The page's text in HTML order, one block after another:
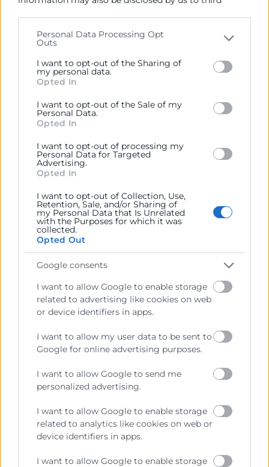
Please note that this website/app uses one or more
Google services and may gather and store information
including but not limited to your visit or usage
behaviour. You may click to grant or deny consent to
below specified purposes in below Google consent
section.
Personal Data Processing Opt
Outs
I want to opt-out of the Sharing of
my personal data.
Opted In
I want to opt-out of the Sale of my
Personal Data.
Opted In
I want to opt-out of processing my
Personal Data for Targeted
Advertising.
Opted In
I want to opt-out of Collection, Use,
Retention, Sale, and/or Sharing of
my Personal Data that Is Unrelated
with the Purposes for which it was
collected.
Opted Out
Google consents
I want to allow Google to enable storage
related to advertising like cookies on web
or device identifiers in apps.
I want to allow my user data to be sent to
Google for online advertising purposes.
I want to allow Google to send me
personalized advertising.
I want to allow Google to enable storage
related to analytics like cookies on web or
device identifiers in apps.
I want to allow Google to enable storage
Camerdata
660 044 289
informacion@camerdata.es
He leído y acepto la
Cámara València es una corporación de derecho público,
colaboradora de las Administraciones Públicas, dedicada a:
Prestar servicios a las empresas.
Representar, promocionar y defender los intereses